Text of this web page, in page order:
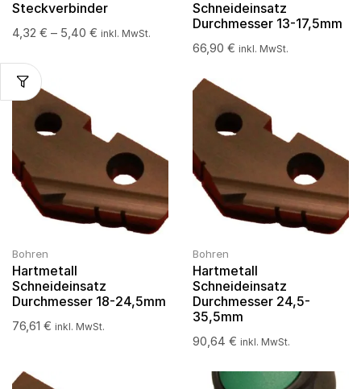
Steckverbinder
4,32 € – 5,40 € inkl. MwSt.
Schneideinsatz
Durchmesser 13-17,5mm
66,90 € inkl. MwSt.
Bohren
Hartmetall
Schneideinsatz
Durchmesser 18-24,5mm
76,61 € inkl. MwSt.
Bohren
Hartmetall
Schneideinsatz
Durchmesser 24,5-
35,5mm
90,64 € inkl. MwSt.